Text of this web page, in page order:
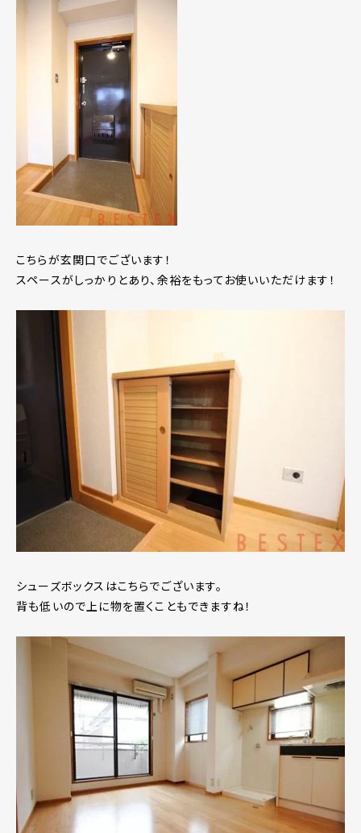
こちらが玄関口でございます！
スペースがしっかりとあり、余裕をもってお使いいただけます！
シューズボックスはこちらでございます。
背も低いので上に物を置くこともできますね！